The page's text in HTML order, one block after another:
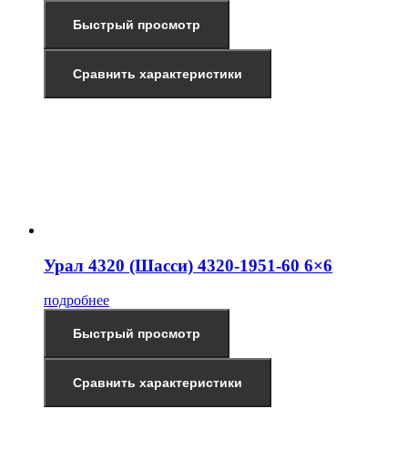
Быстрый просмотр
Сравнить характеристики
Урал 4320 (Шасси) 4320-1951-60 6×6
подробнее
Быстрый просмотр
Сравнить характеристики